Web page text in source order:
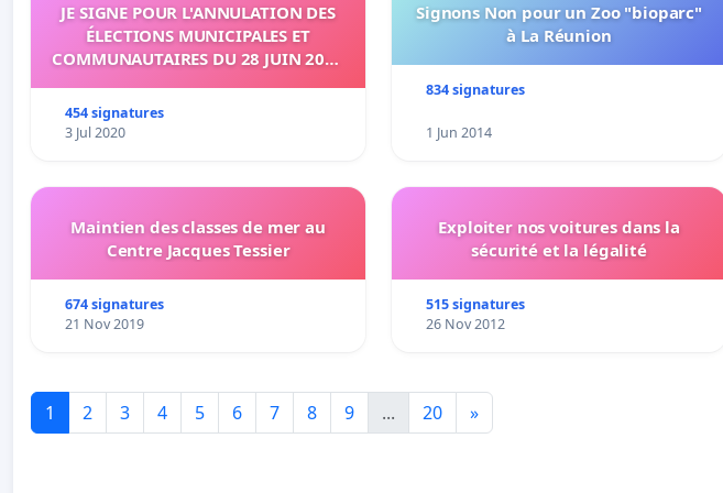
JE SIGNE POUR L'ANNULATION DES
ÉLECTIONS MUNICIPALES ET
COMMUNAUTAIRES DU 28 JUIN 2020
454 signatures
3 Jul 2020
Signons Non pour un Zoo "bioparc"
à La Réunion
834 signatures
1 Jun 2014
Maintien des classes de mer au
Centre Jacques Tessier
674 signatures
21 Nov 2019
Exploiter nos voitures dans la
sécurité et la légalité
515 signatures
26 Nov 2012
1 2 3 4 5 6 7 8 9 ... 20 »